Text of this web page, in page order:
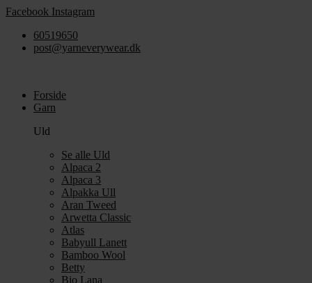
Videre
indhold
Facebook Instagram
60519650
post@yarneverywear.dk
Forside
Garn
Uld
Se alle Uld
Alpaca 2
Alpaca 3
Alpakka Ull
Aran Tweed
Arwetta Classic
Atlas
Babyull Lanett
Bamboo Wool
Betty
Bio Lana